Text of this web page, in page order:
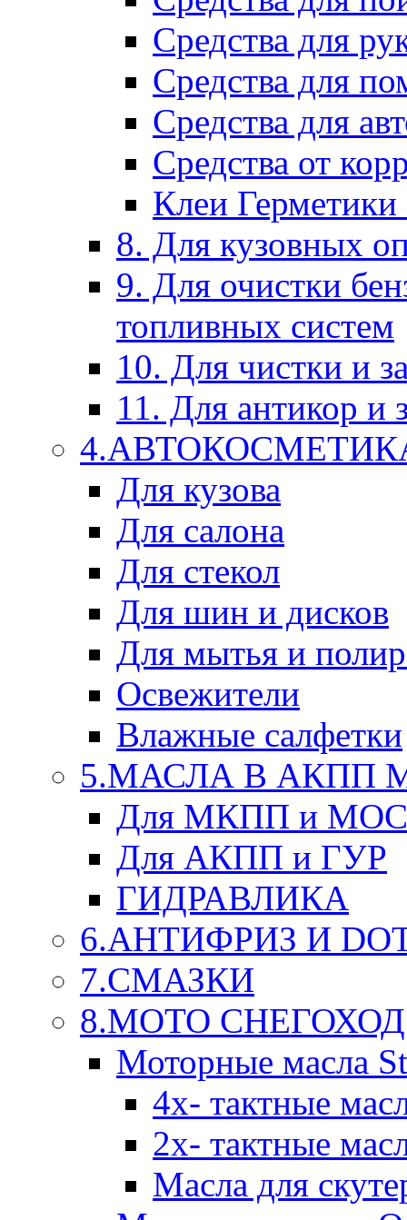
Средства для
Средства для
Средства для
Средства от
Клеи
8. Для кузовных
9. Для очистки
топливных систем
10. Для чистки и
11. Для антикор и
Для кузова
Для салона
Для стекол
Для шин и дисков
Для мытья и
Освежители
Влажные салфетки
5.МАСЛА В АКПП
Для МКПП и
Для АКПП и ГУР
ГИДРАВЛИКА
6.АНТИФРИЗ И
7.СМАЗКИ
8.МОТО
Моторные масла
4х- тактные
2х- тактные
Масла для